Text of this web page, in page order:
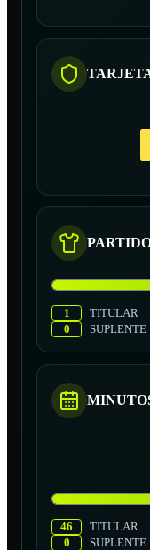
1
TITULAR
0
SUPLENTE
46
TITULAR
0
SUPLENTE